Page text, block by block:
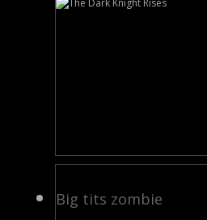
Big tits zombie